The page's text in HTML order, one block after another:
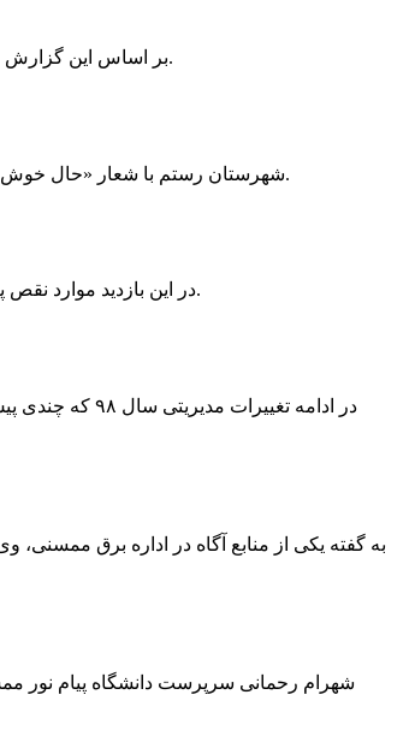
بر اساس این گزارش مرکز تاکسی بی سیم ممسنی به دلیل نداشتن پروانه ی کسب به استناد ماده ی ۲۷ و ۲۸ قانون نظام صنفی با دستور مقام قضایی تا اطلاع ثانوی پلمپ گردید.
شهرستان رستم با شعار «حال خوش کتابخوانی، در سرزمین زرد طلایی رستم» و هماهنگی و همکاری همه دستگاه های فرهنگی و مردم آمادگی خود را برای نامزدی پایخت کتاب ایران اعلام کرد.
در این بازدید موارد نقص پروژه توسط عوامل فنی مشخص و جهت رفع نقص برای رسیدن به مرحله تجهیز کتابخانه به مهران ضرغامی واگذار گردید که در اسرع وقت کار تحویل گردد.
در ادامه
به گفته یکی از منابع آگاه در اداره برق